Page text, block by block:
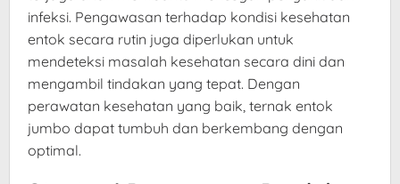
infeksi. Pengawasan terhadap kondisi kesehatan
entok secara rutin juga diperlukan untuk
mendeteksi masalah kesehatan secara dini dan
mengambil tindakan yang tepat. Dengan
perawatan kesehatan yang baik, ternak entok
jumbo dapat tumbuh dan berkembang dengan
optimal.